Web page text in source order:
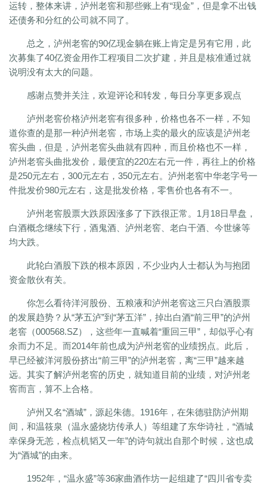
运转，整体来讲，泸州老窖和那些账上有“现金”，但是拿不出钱
还债务和分红的公司就不同了。
总之，泸州老窖的90亿现金躺在账上肯定是另有它用，此
次募集了40亿资金用作工程项目二次扩建，并且是核准通过就
说明没有太大的问题。
感谢点赞并关注，欢迎评论和转发，每日分享更多观点
泸州老窖价格泸州老窖有很多种，价格也各不一样，不知
道你查的是那一种泸州老窖，市场上卖的最火的应该是泸州老
窖头曲，但是，泸州老窖头曲就有四种，而且价格也不一样，
泸州老窖头曲批发价，最便宜的220左右元一件，再往上的价格
是250元左右，300元左右，350元左右。泸州老窖中华老字号一
件批发价980元左右，这是批发价格，零售价也各有不一。
泸州老窖股票大跌原因涨多了下跌很正常。1月18日早盘，
白酒概念继续下行，酒鬼酒、泸州老窖、老白干酒、今世缘等
均大跌。
此轮白酒股下跌的根本原因，不少业内人士都认为与抱团
资金散伙有关。
你怎么看待洋河股份、五粮液和泸州老窖这三只白酒股票
的发展趋势？从“茅五泸”到“茅五洋”，掉出白酒“前三甲”的泸州
老窖（000568.SZ），这些年一直喊着“重回三甲”，却似乎心有
余而力不足。而2014年前也成为泸州老窖的业绩拐点。此后，
早已经被洋河股份挤出“前三甲”的泸州老窖，离“三甲”越来越
远。其实了解泸州老窖的历史，就知道目前的业绩，对泸州老
窖而言，算不上合格。
泸州又名“酒城”，源起朱德。1916年，在朱德驻防泸州期
间，和温筱泉（温永盛烧坊传承人）等组建了东华诗社，“酒城
幸保身无恙，检点机韬又一年”的诗句就出自那个时候，这也成
为“酒城”的由来。
1952年，“温永盛”等36家曲酒作坊一起组建了“四川省专卖